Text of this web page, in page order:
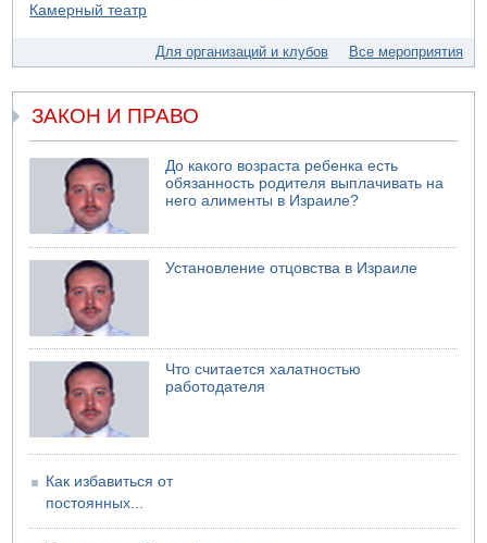
Ливанская армия сообщила о ранении солдата
07.08.2026 13:39
Моджтаба Хаменеи в плохом состоянии
Для организаций и клубов Все мероприятия
ЗАКОН И ПРАВО
До какого возраста ребенка есть
обязанность родителя выплачивать на
него алименты в Израиле?
Установление отцовства в Израиле
Что считается халатностью
работодателя
Как избавиться от
постоянных...